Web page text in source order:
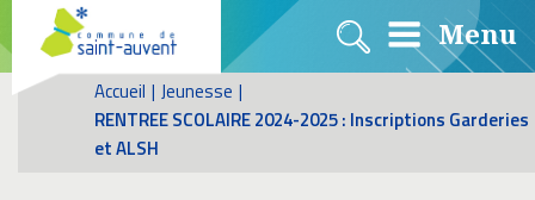
Menu
Accueil | Jeunesse |
RENTREE SCOLAIRE 2024-2025 : Inscriptions Garderies
et ALSH